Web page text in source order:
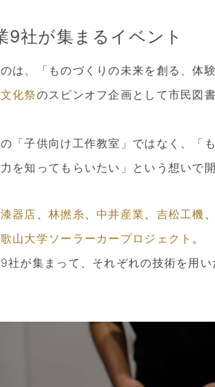
9社が集まるイベント
は、「ものづくりの未来を創る、体
化祭のスピンオフ企画として市民図
「子供向け工作教室」ではなく、「
を知ってもらいたい」という想いで開
器店 、林撚糸、中井産業 、 吉松工機 、
山大学ソーラーカープロジェクト 。
社が集まって、それぞれの技術を用